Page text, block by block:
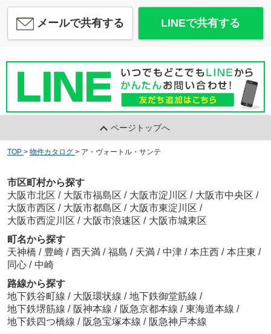
メールで共有する LINEで共有する
ページトップへ
TOP > 物件カタログ > ア・ヴォートル・サンテ
市区町村から探す
大阪市北区 / 大阪市福島区 / 大阪市淀川区 / 大阪市中央区 /
大阪市西区 / 大阪市都島区 / 大阪市東淀川区 /
大阪市西淀川区 / 大阪市浪速区 / 大阪市城東区
町名から探す
天神橋 / 豊崎 / 西天満 / 福島 / 天満 / 中津 / 本庄西 / 本庄東 /
同心 / 中崎
路線から探す
地下鉄谷町線 / 大阪環状線 / 地下鉄御堂筋線 /
地下鉄堺筋線 / 阪神本線 / 阪急京都本線 / 東海道本線 /
地下鉄四つ橋線 / 阪急宝塚本線 / 阪急神戸本線